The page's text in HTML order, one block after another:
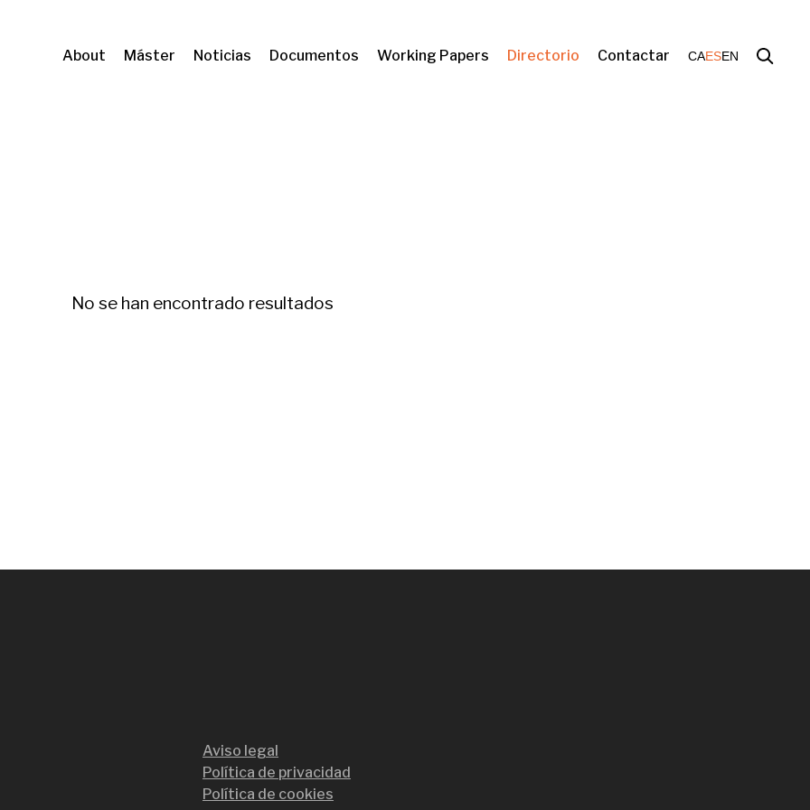
About Máster Noticias Documentos Working Papers Directorio Contactar CAESEN
No se han encontrado resultados
Aviso legal
Política de privacidad
Política de cookies